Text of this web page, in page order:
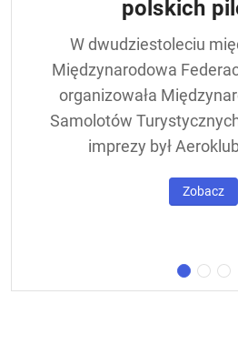
polskich
W dwudziestoleciu
Międzynarodowa
organizowała
Samolotów
imprezy był
de Tourisme – zawody
trasie znajdowała się
Zobacz